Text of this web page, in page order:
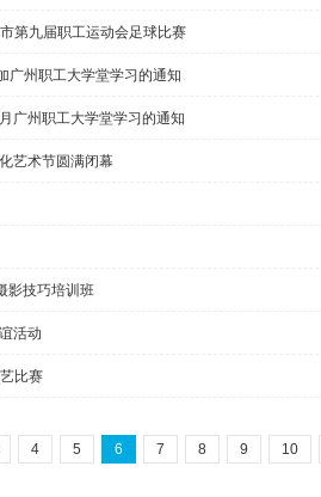
第九届职工运动会足球比赛
广州职工大学堂学习的通知
广州职工大学堂学习的通知
艺术节圆满闭幕
影技巧培训班
活动
比赛
4 5 6 7 8 9 10